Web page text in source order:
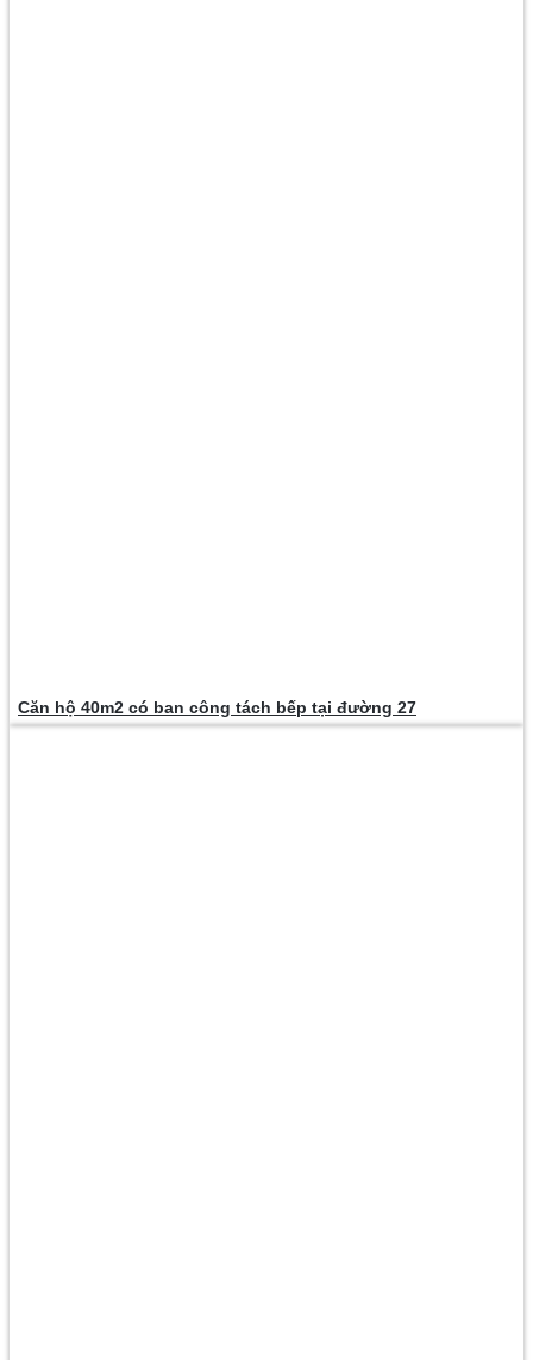
Căn hộ 40m2 có ban công tách bếp tại đường 27